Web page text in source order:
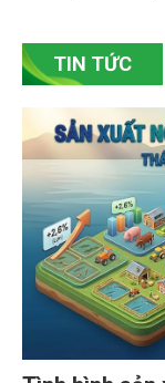
Bắc Ninh, nhiều
chủ động đổi
TIN TỨC